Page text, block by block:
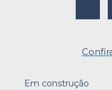
Em construção